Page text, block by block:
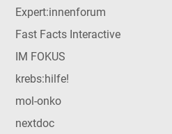
Expert:innenforum
Fast Facts Interactive
IM FOKUS
krebs:hilfe!
mol-onko
nextdoc